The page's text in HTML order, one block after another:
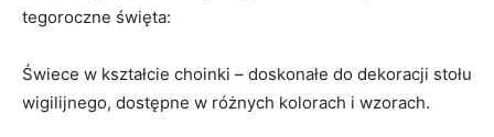
tegoroczne święta:
Świece w kształcie choinki – doskonałe do dekoracji stołu
wigilijnego, dostępne w ‌różnych⁤ kolorach i wzorach.